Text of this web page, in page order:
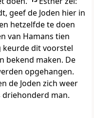
geef de Joden hier in
hetzelfde te doen
van Hamans tien
keurde dit voorstel
bekend maken. De
opgehangen.
de Joden zich weer
driehonderd man.